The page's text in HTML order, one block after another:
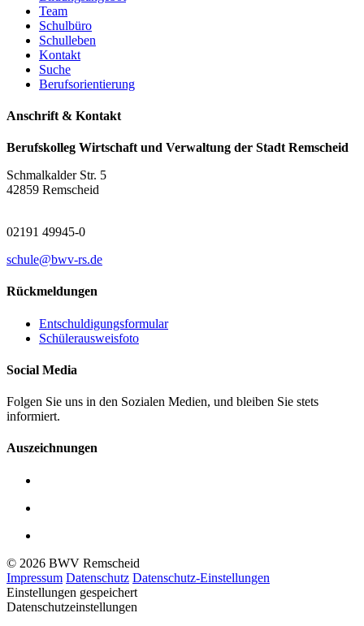
Team
Schulbüro
Schulleben
Kontakt
Suche
Berufsorientierung
Anschrift & Kontakt
Berufskolleg Wirtschaft und Verwaltung der Stadt Remscheid
Schmalkalder Str. 5
42859 Remscheid
02191 49945-0
schule@bwv-rs.de
Rückmeldungen
Entschuldigungsformular
Schülerausweisfoto
Social Media
Folgen Sie uns in den Sozialen Medien, und bleiben Sie stets
informiert.
Auszeichnungen
© 2026 BWV Remscheid
Impressum Datenschutz Datenschutz-Einstellungen
Einstellungen gespeichert
Datenschutzeinstellungen